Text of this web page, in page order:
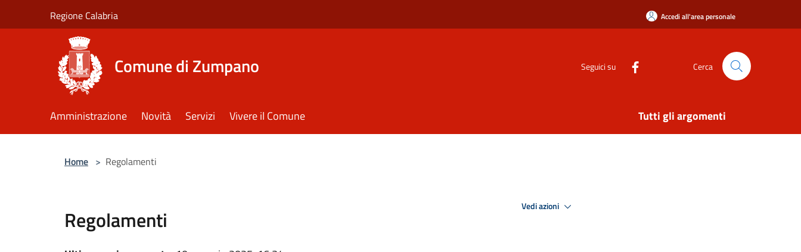
Regione Calabria Accedi all'area personale
Comune di Zumpano Seguici su Cerca
Amministrazione Novità Servizi Vivere il Comune Tutti gli argomenti
Home > Regolamenti
Regolamenti Vedi azioni